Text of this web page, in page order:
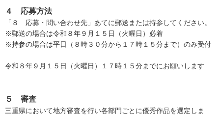
４ 応募方法
「８ 応募・問い合わせ先」あてに郵送または持参してください。
※郵送の場合は令和８年９月１５日（火曜日）必着
※持参の場合は平日（８時３０分から１７時１５分まで）のみ受付
令和８年９月１５日（火曜日）１７時１５分までにお願いします
５ 審査
三重県において地方審査を行い各部門ごとに優秀作品を選定しま